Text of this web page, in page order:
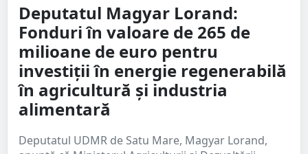
Deputatul Magyar Lorand:
Fonduri în valoare de 265 de
milioane de euro pentru
investiții în energie regenerabilă
în agricultură și industria
alimentară
Deputatul UDMR de Satu Mare, Magyar Lorand,